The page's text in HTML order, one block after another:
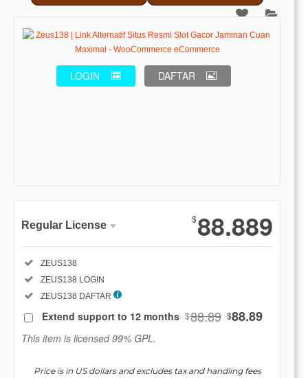
LOGIN DAFTAR
Show More
Regular License
Regular
License
SELECTED
$ 88
Use, by
you or
one
$88.889
Included:
ZEUS138
Included:
ZEUS138 LOGIN
Included:
ZEUS138 DAFTAR
Extend support to 12 months $88.89 $88.89
This item is licensed 99% GPL.
Price is in US dollars and excludes tax and handling fees